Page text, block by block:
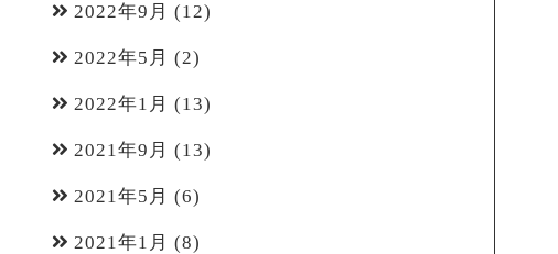
2022年9月 (12)
2022年5月 (2)
2022年1月 (13)
2021年9月 (13)
2021年5月 (6)
2021年1月 (8)